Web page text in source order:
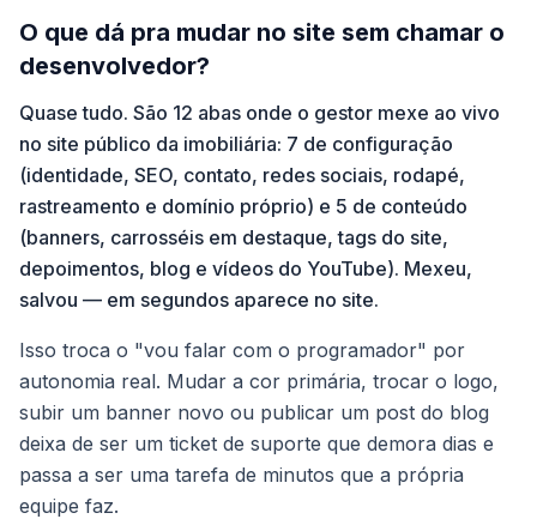
O que dá pra mudar no site sem chamar o
desenvolvedor?
Quase tudo. São 12 abas onde o gestor mexe ao vivo
no site público da imobiliária: 7 de configuração
(identidade, SEO, contato, redes sociais, rodapé,
rastreamento e domínio próprio) e 5 de conteúdo
(banners, carrosséis em destaque, tags do site,
depoimentos, blog e vídeos do YouTube). Mexeu,
salvou — em segundos aparece no site.
Isso troca o "vou falar com o programador" por
autonomia real. Mudar a cor primária, trocar o logo,
subir um banner novo ou publicar um post do blog
deixa de ser um ticket de suporte que demora dias e
passa a ser uma tarefa de minutos que a própria
equipe faz.